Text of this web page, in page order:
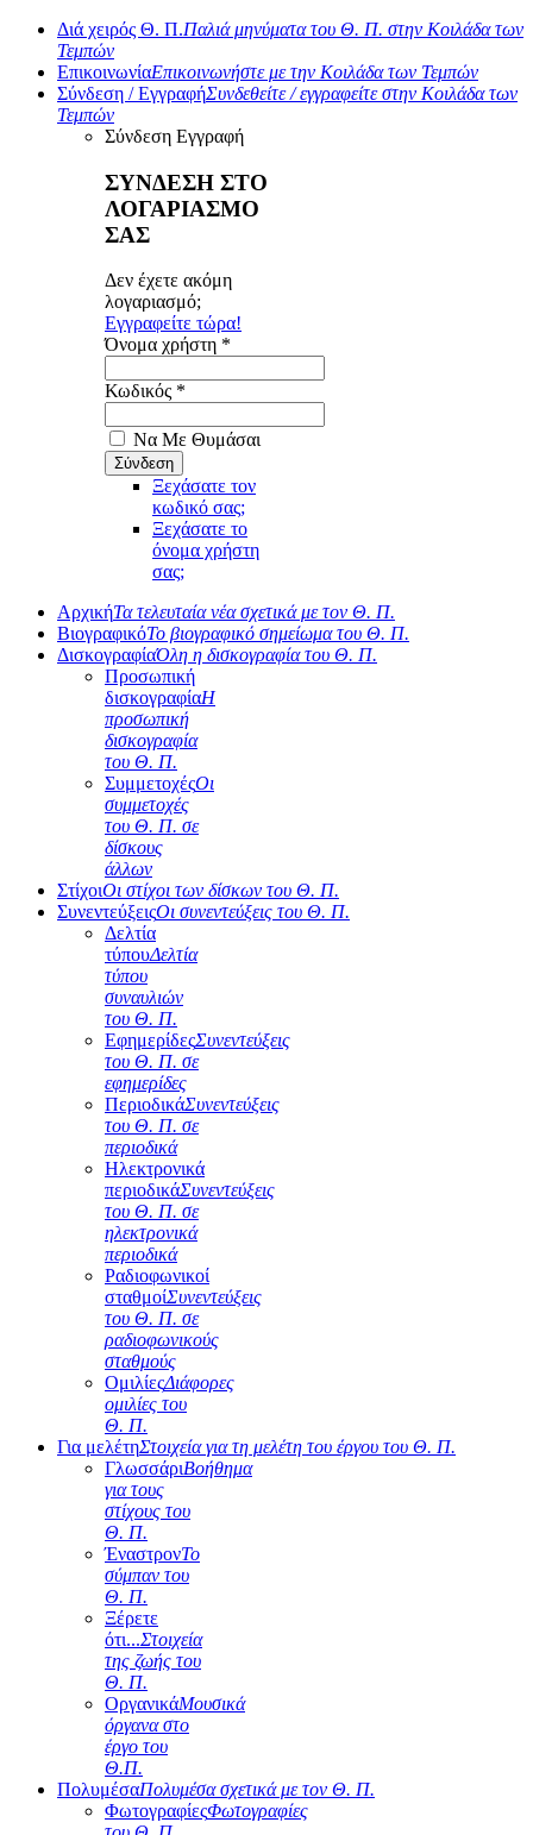
Διά χειρός Θ. Π.Παλιά μηνύματα του Θ. Π. στην Κοιλάδα των
Τεμπών
ΕπικοινωνίαΕπικοινωνήστε με την Κοιλάδα των Τεμπών
Σύνδεση / ΕγγραφήΣυνδεθείτε / εγγραφείτε στην Κοιλάδα των
Τεμπών
Σύνδεση Εγγραφή
ΣΥΝΔΕΣΗ ΣΤΟ
ΛΟΓΑΡΙΑΣΜΟ
ΣΑΣ
Δεν έχετε ακόμη
λογαριασμό;
Εγγραφείτε τώρα!
Όνομα χρήστη *
Κωδικός *
Να Με Θυμάσαι
Ξεχάσατε τον
κωδικό σας;
Ξεχάσατε το
όνομα χρήστη
σας;
ΑρχικήΤα τελευταία νέα σχετικά με τον Θ. Π.
ΒιογραφικόΤο βιογραφικό σημείωμα του Θ. Π.
ΔισκογραφίαΌλη η δισκογραφία του Θ. Π.
Προσωπική
δισκογραφίαΗ
προσωπική
δισκογραφία
του Θ. Π.
ΣυμμετοχέςΟι
συμμετοχές
του Θ. Π. σε
δίσκους
άλλων
ΣτίχοιΟι στίχοι των δίσκων του Θ. Π.
ΣυνεντεύξειςΟι συνεντεύξεις του Θ. Π.
Δελτία
τύπουΔελτία
τύπου
συναυλιών
του Θ. Π.
ΕφημερίδεςΣυνεντεύξεις
του Θ. Π. σε
εφημερίδες
ΠεριοδικάΣυνεντεύξεις
του Θ. Π. σε
περιοδικά
Ηλεκτρονικά
περιοδικάΣυνεντεύξεις
του Θ. Π. σε
ηλεκτρονικά
περιοδικά
Ραδιοφωνικοί
σταθμοίΣυνεντεύξεις
του Θ. Π. σε
ραδιοφωνικούς
σταθμούς
ΟμιλίεςΔιάφορες
ομιλίες του
Θ. Π.
Για μελέτηΣτοιχεία για τη μελέτη του έργου του Θ. Π.
ΓλωσσάριΒοήθημα
για τους
στίχους του
Θ. Π.
ΈναστρονΤο
σύμπαν του
Θ. Π.
Ξέρετε
ότι...Στοιχεία
της ζωής του
Θ. Π.
ΟργανικάΜουσικά
όργανα στο
έργο του
Θ.Π.
ΠολυμέσαΠολυμέσα σχετικά με τον Θ. Π.
ΦωτογραφίεςΦωτογραφίες